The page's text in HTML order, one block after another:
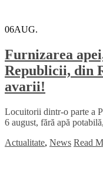
06AUG.
Furnizarea
Republicii, din
avarii!
Locuitorii dintr-o parte a
6 august, fără apă
Actualitate, News Read